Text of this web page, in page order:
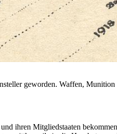
geworden. Waffen,
ihren Mitgliedstaaten